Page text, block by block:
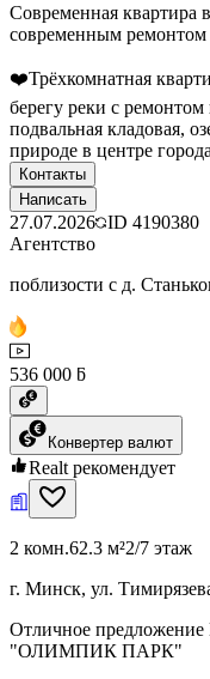
Современная
современным ремонтом
❤️Трёхкомнатная
берегу реки с
подвальная кладовая,
природе в центре
Контакты
Написать
27.07.2026 ID 4190380
Агентство
поблизости с д.
536 000 ƃ
Конвертер валют
Realt рекомендует
2 комн.62.3 м²2/7 этаж
г. Минск, ул.
Отличное
"ОЛИМПИК ПАРК"